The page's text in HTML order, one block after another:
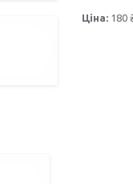
Ціна: 180